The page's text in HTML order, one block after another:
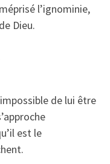
l’ignominie,
Dieu.
de lui être
est le